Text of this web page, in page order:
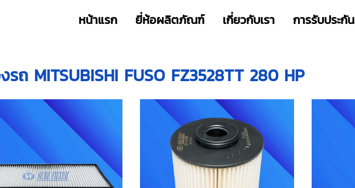
หน้าแรก ยี่ห้อผลิตภัณฑ์ เกี่ยวกับเรา การรับประกัน
รถ MITSUBISHI FUSO FZ3528TT 280 HP